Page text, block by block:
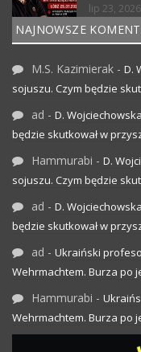
lip 23, 2026
NAJNOWSZE
M.S. Kazimierak - D.
sojuszu. Czym będzie
ad - D.
będzie skutkował w
Hammurabi - D.
sojuszu. Czym będzie
ad - D.
będzie skutkował w
ad - Ukraiński
Wehrmachtem. Burza po
Hammurabi -
Wehrmachtem. Burza po